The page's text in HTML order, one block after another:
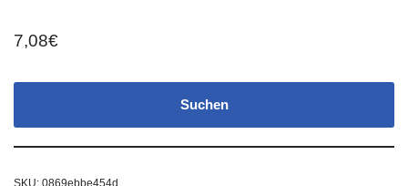
7,08€
Suchen
SKU: 0869ebbe454d